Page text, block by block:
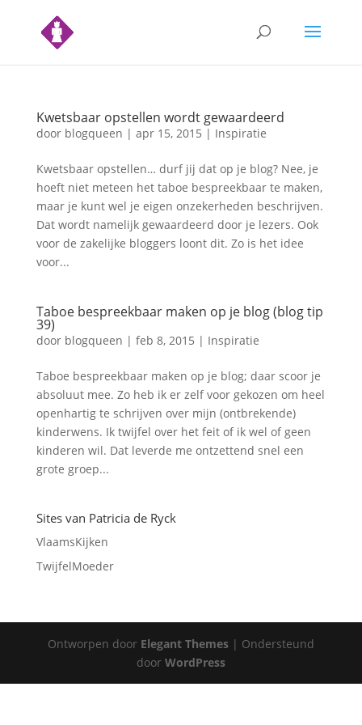
Kwetsbaar opstellen wordt gewaardeerd
door blogqueen | apr 15, 2015 | Inspiratie
Kwetsbaar opstellen… durf jij dat op je blog? Nee, je
hoeft niet meteen het taboe bespreekbaar te maken,
maar je kunt wel je eigen onzekerheden beschrijven.
Dat wordt namelijk gewaardeerd door je lezers. Ook
voor de zakelijke bloggers loont dit. Zo is het idee
voor...
Taboe bespreekbaar maken op je blog (blog tip
39)
door blogqueen | feb 8, 2015 | Inspiratie
Taboe bespreekbaar maken op je blog; daar scoor je
absoluut mee. Zo heb ik er zelf voor gekozen om heel
openhartig te schrijven over mijn (ontbrekende)
kinderwens. Ik twijfel over het feit of ik wel of geen
kinderen wil. Dat leverde me ontzettend snel een
grote groep...
Sites van Patricia de Ryck
VlaamsKijken
TwijfelMoeder
Ontworpen door Elegant Themes| Ondersteund
door WordPress